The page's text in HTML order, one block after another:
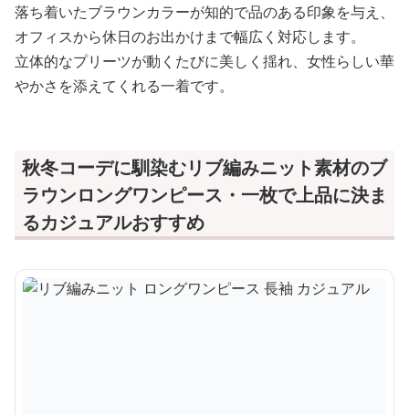
落ち着いたブラウンカラーが知的で品のある印象を与え、
オフィスから休日のお出かけまで幅広く対応します。
立体的なプリーツが動くたびに美しく揺れ、女性らしい華
やかさを添えてくれる一着です。
秋冬コーデに馴染むリブ編みニット素材のブ
ラウンロングワンピース・一枚で上品に決ま
るカジュアルおすすめ